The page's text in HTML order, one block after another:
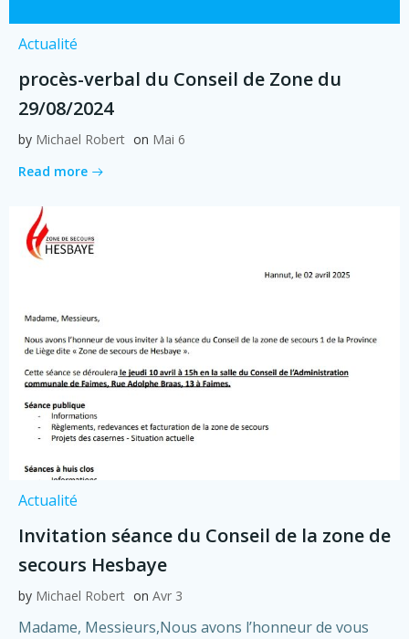
Actualité
procès-verbal du Conseil de Zone du
29/08/2024
by Michael Robert on Mai 6
Read more
Actualité
Invitation séance du Conseil de la zone de
secours Hesbaye
by Michael Robert on Avr 3
Madame, Messieurs,Nous avons l’honneur de vous